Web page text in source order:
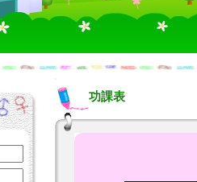
:::
功課表